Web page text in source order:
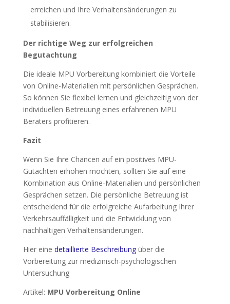
erreichen und Ihre Verhaltensänderungen zu
stabilisieren.
Der richtige Weg zur erfolgreichen
Begutachtung
Die ideale MPU Vorbereitung kombiniert die Vorteile
von Online-Materialien mit persönlichen Gesprächen.
So können Sie flexibel lernen und gleichzeitig von der
individuellen Betreuung eines erfahrenen MPU
Beraters profitieren.
Fazit
Wenn Sie Ihre Chancen auf ein positives MPU-
Gutachten erhöhen möchten, sollten Sie auf eine
Kombination aus Online-Materialien und persönlichen
Gesprächen setzen. Die persönliche Betreuung ist
entscheidend für die erfolgreiche Aufarbeitung Ihrer
Verkehrsauffälligkeit und die Entwicklung von
nachhaltigen Verhaltensänderungen.
Hier eine detaillierte Beschreibungüber die
Vorbereitung zur medizinisch-psychologischen
Untersuchung
Artikel: MPU Vorbereitung Online